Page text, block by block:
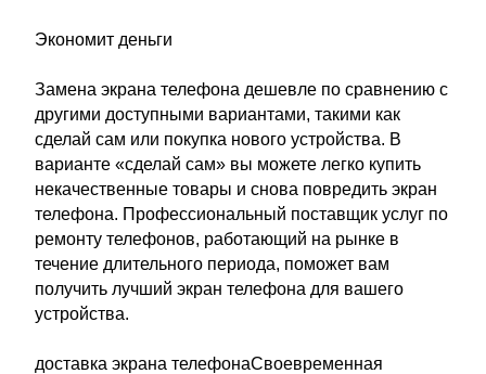
Экономит деньги
Замена экрана телефона дешевле по сравнению с
другими доступными вариантами, такими как
сделай сам или покупка нового устройства. В
варианте «сделай сам» вы можете легко купить
некачественные товары и снова повредить экран
телефона. Профессиональный поставщик услуг по
ремонту телефонов, работающий на рынке в
течение длительного периода, поможет вам
получить лучший экран телефона для вашего
устройства.
доставка экрана телефонаСвоевременная